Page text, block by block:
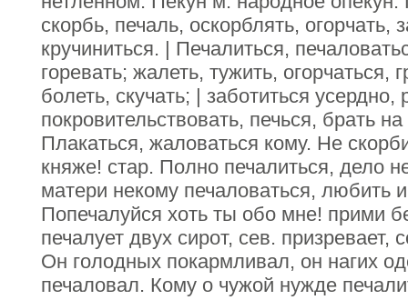
скорбь, печаль, оскорблять, огорчать,
кручиниться. | Печалиться,
горевать; жалеть, тужить, огорчаться,
болеть, скучать; | заботиться усердно,
покровительствовать, печься, брать
Плакаться, жаловаться кому. Не
княже! стар. Полно печалиться, дело
матери некому печаловаться, любить
Попечалуйся хоть ты обо мне! прими
печалует двух сирот, сев. призревает,
Он голодных покармливал, он нагих
печаловал. Кому о чужой нужде